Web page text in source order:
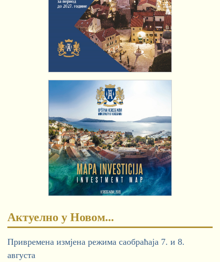
Актуелно у Новом...
Привремена измјена режима саобраћаја 7. и 8.
августа